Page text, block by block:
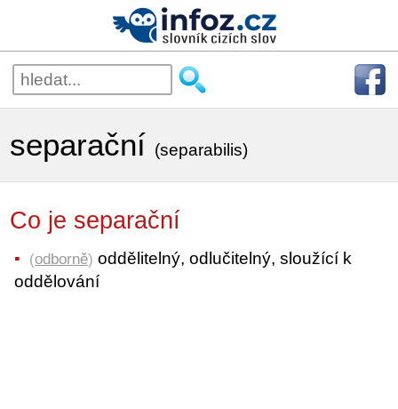
separační (separabilis)
Co je separační
(odborně) oddělitelný, odlučitelný, sloužící k
oddělování